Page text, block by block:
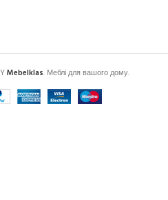
Mebelklas. Меблі для вашого дому.